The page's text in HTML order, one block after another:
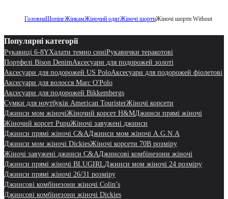
ГоловнаШопінгЖінкамЖіночий одягЖіночі шортиЖіночі шорти Without
Популярні категорії
Рукавиці 6-8YХалати темно синіРукавички теракотові
Портфелі Bison DenimАксесуари для подорожей золоті
Аксесуари для подорожей US PoloАксесуари для подорожей фіолетові
Аксесуари для волосся Marc O'Polo
Аксесуари для подорожей Bikkembergs
Сумки для ноутбуків American TouristerЖіночі корсети
Джинси мом жіночіЖіночий корсет H&MДжинси прямі жіночі
Жіночий корсет PupuЖіночі завужені джинси
Джинси прямі жіночі C&AДжинси мом жіночі A.G.N.A
Джинси мом жіночі DickiesЖіночі корсети 70B розміру
Жіночі завужені джинси C&AДжинсові комбінезони жіночі
Джинси прямі жіночі BLUGIRLДжинси мом жіночі 24 розміру
Джинси прямі жіночі 26/31 розміру
Джинсові комбінезони жіночі Colin’s
Джинсові комбінезони жіночі Dickies